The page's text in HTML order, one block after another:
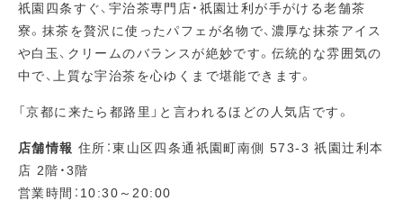
祇園四条すぐ、宇治茶専門店・祇園辻利が手がける老舗茶
寮。抹茶を贅沢に使ったパフェが名物で、濃厚な抹茶アイス
や白玉、クリームのバランスが絶妙です。伝統的な雰囲気の
中で、上質な宇治茶を心ゆくまで堪能できます。
「京都に来たら都路里」と言われるほどの人気店です。
店舗情報 住所：東山区四条通祇園町南側 573-3 祇園辻利本
店 2階・3階
営業時間：10:30～20:00